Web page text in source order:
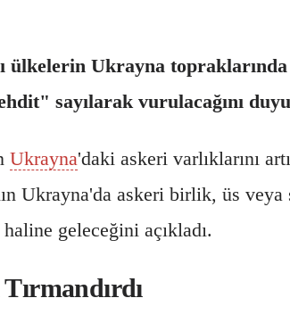
ülkelerin Ukrayna
sayılarak vurulacağını
Ukrayna'daki askeri varlıklarını
Ukrayna'da askeri birlik, üs
geleceğini açıkladı.